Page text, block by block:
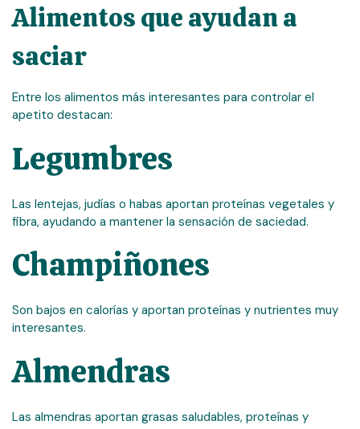
Alimentos que ayudan a
saciar
Entre los alimentos más interesantes para controlar el
apetito destacan:
Legumbres
Las lentejas, judías o habas aportan proteínas vegetales y
fibra, ayudando a mantener la sensación de saciedad.
Champiñones
Son bajos en calorías y aportan proteínas y nutrientes muy
interesantes.
Almendras
Las almendras aportan grasas saludables, proteínas y